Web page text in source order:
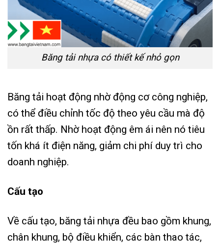
Băng tải nhựa có thiết kế nhỏ gọn
Băng tải hoạt động nhờ động cơ công nghiệp,
có thể điều chỉnh tốc độ theo yêu cầu mà độ
ồn rất thấp. Nhờ hoạt động êm ái nên nó tiêu
tốn khá ít điện năng, giảm chi phí duy trì cho
doanh nghiệp.
Cấu tạo
Về cấu tạo, băng tải nhựa đều bao gồm khung,
chân khung, bộ điều khiển, các bàn thao tác,